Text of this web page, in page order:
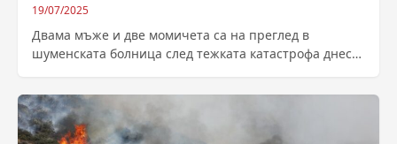
19/07/2025
Двама мъже и две момичета са на преглед в
шуменската болница след тежката катастрофа днес